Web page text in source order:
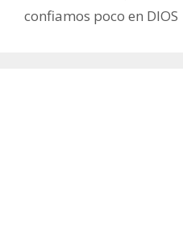
confiamos poco en DIOS